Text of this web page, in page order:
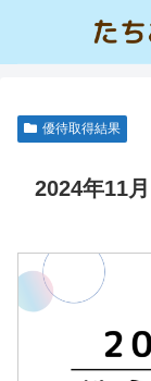
優待取得結果
2024年11